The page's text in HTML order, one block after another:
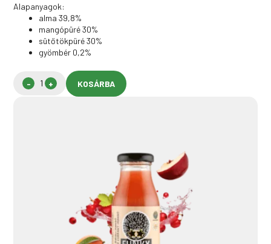
Alapanyagok:
alma 39,8%
mangópüré 30%
sütőtökpüré 30%
gyömbér 0,2%
KOSÁRBA